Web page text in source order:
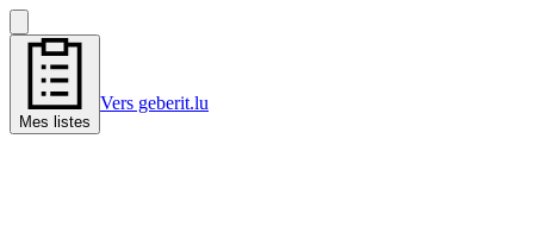
Mes listes
Vers geberit.lu